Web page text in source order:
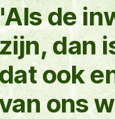
de
dan
ook
ons